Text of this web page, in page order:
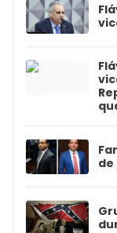
de